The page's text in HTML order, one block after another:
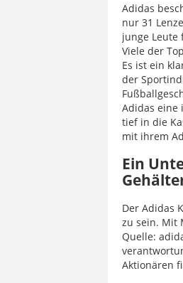
Adidas
nur 31
junge Leute
Viele der
Es ist ein
der
Adidas eine
tief in die
mit ihrem
Ein
Der Adidas
zu sein. Mit
Quelle:
Aktionären